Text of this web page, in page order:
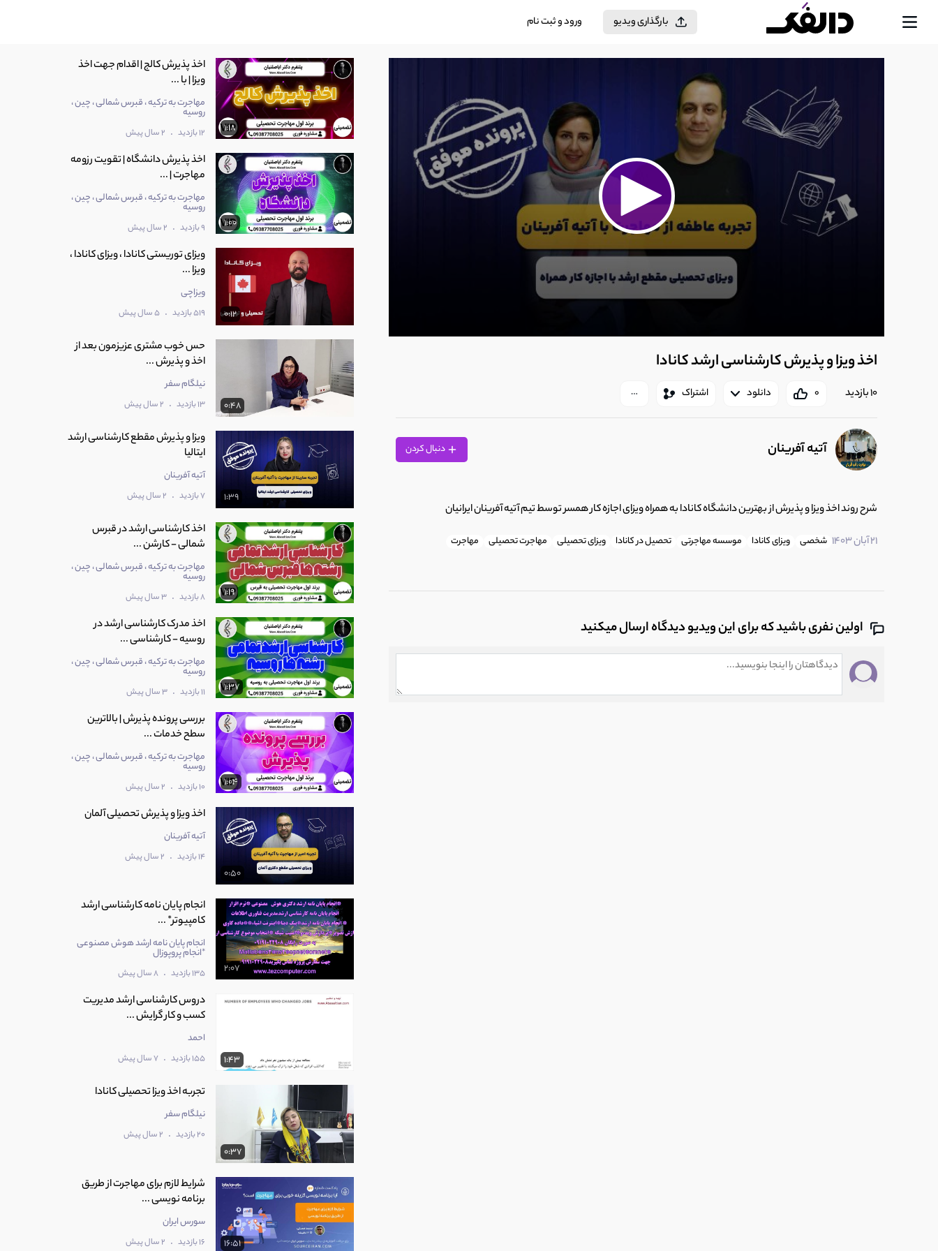
بارگذاری ویدیو ورود و ثبت نام
0
اخذ ویزا و پذیرش کارشناسی ارشد کانادا
0 دانلود اشتراک 10 بازدید
آتیه آفرینان دنبال کردن
شرح روند اخذ ویزا و پذیرش از بهترین دانشگاه کانادا به همراه ویزای اجازه کار همسر توسط تیم آتیه آفرینان ایرانیان
21 آبان 1403
شخصی ویزای کانادا موسسه مهاجرتی تحصیل در کانادا ویزای تحصیلی مهاجرت تحصیلی مهاجرت
اولین نفری باشید که برای این ویدیو دیدگاه ارسال میکنید
1:18
اخذ پذیرش کالج | اقدام جهت اخذ
ویزا | با ...
مهاجرت به ترکیه ، قبرس شمالی ، چین ،
روسیه
12 بازدید . 2 سال پیش
1:00
اخذ پذیرش دانشگاه | تقویت رزومه
مهاجرت | ...
مهاجرت به ترکیه ، قبرس شمالی ، چین ،
روسیه
9 بازدید . 2 سال پیش
0:12
ویزای توریستی کانادا ، ویزای کانادا ،
ویزا ...
ویزاچی
519 بازدید . 5 سال پیش
0:48
حس خوب مشتری عزیزمون بعد از
اخذ و پذیرش ...
نیلگام سفر
13 بازدید . 2 سال پیش
1:39
ویزا و پذیرش مقطع کارشناسی ارشد
ایتالیا
آتیه آفرینان
7 بازدید . 2 سال پیش
1:19
اخذ کارشناسی ارشد در قبرس
شمالی - کارشن ...
مهاجرت به ترکیه ، قبرس شمالی ، چین ،
روسیه
8 بازدید . 3 سال پیش
1:37
اخذ مدرک کارشناسی ارشد در
روسیه - کارشناسی ...
مهاجرت به ترکیه ، قبرس شمالی ، چین ،
روسیه
11 بازدید . 3 سال پیش
1:04
بررسی پرونده پذیرش | بالاترین
سطح خدمات ...
مهاجرت به ترکیه ، قبرس شمالی ، چین ،
روسیه
10 بازدید . 2 سال پیش
0:50
اخذ ویزا و پذیرش تحصیلی آلمان
آتیه آفرینان
14 بازدید . 2 سال پیش
2:07
انجام پایان نامه کارشناسی ارشد
کامپیوتر* ...
انجام پایان نامه ارشد هوش مصنوعی
*انجام پروپوزال
135 بازدید . 8 سال پیش
1:43
دروس کارشناسی ارشد مدیریت
کسب و کار گرایش ...
احمد
155 بازدید . 7 سال پیش
0:37
تجربه اخذ ویزا تحصیلی کانادا
نیلگام سفر
20 بازدید . 2 سال پیش
16:51
شرایط لازم برای مهاجرت از طریق
برنامه نویسی ...
سورس ایران
16 بازدید . 2 سال پیش